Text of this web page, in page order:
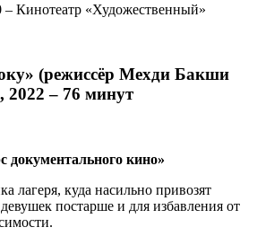
– Кинотеатр «Художественный»
(режиссёр Мехди Бакши
– 76 минут
документального кино»
лагеря, куда насильно привозят
постарше и для избавления от